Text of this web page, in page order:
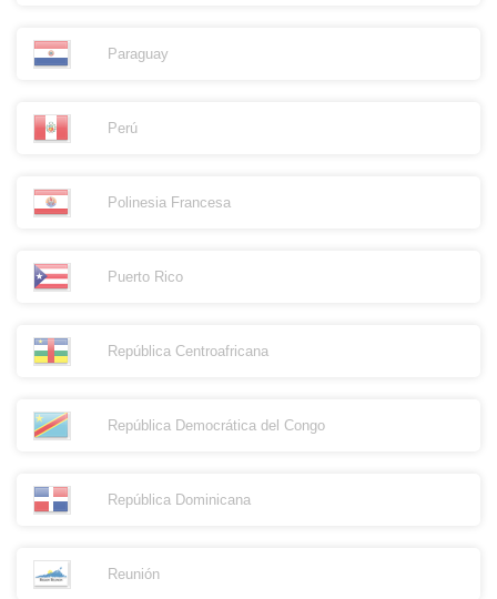
Paraguay
Perú
Polinesia Francesa
Puerto Rico
República Centroafricana
República Democrática del Congo
República Dominicana
Reunión